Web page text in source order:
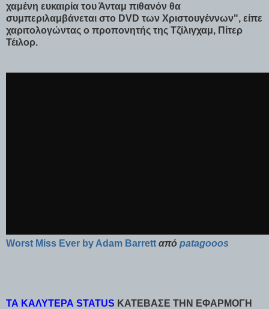
χαμένη ευκαιρία του Άνταμ πιθανόν θα
συμπεριλαμβάνεται στο DVD των Χριστουγέννων", είπε
χαριτολογώντας ο προπονητής της Τζίλιγχαμ, Πίτερ
Τέιλορ.
Worst Miss Ever by Adam Barrett από patagooos
ΤΑ ΚΑΛΥΤΕΡΑ STATUS ΚΑΤΕΒΑΣΕ ΤΗΝ ΕΦΑΡΜΟΓΗ